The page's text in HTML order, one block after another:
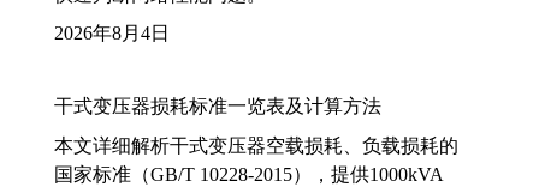
2026年8月4日
干式变压器损耗标准一览表及计算方法
本文详细解析干式变压器空载损耗、负载损耗的
国家标准（GB/T 10228-2015），提供1000kVA